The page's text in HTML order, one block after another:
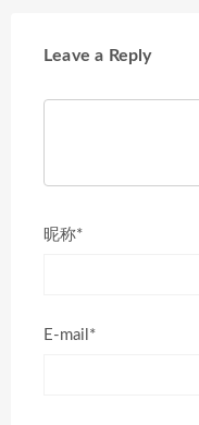
Leave a Reply
昵称*
E-mail*